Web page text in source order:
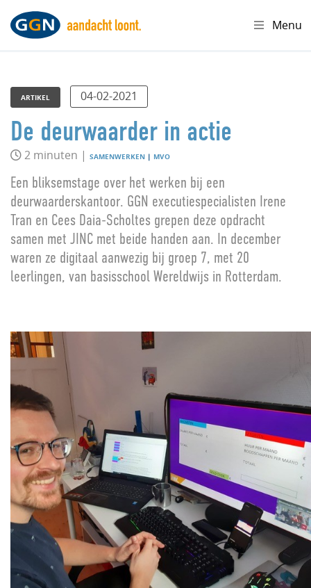
Menu
ARTIKEL 04-02-2021
De deurwaarder in actie
2 minuten | SAMENWERKEN | MVO
Een bliksemstage over het werken bij een
deurwaarderskantoor. GGN executiespecialisten Irene
Tran en Cees Daia-Scholtes grepen deze opdracht
samen met JINC met beide handen aan. In december
waren ze digitaal aanwezig bij groep 7, met 20
leerlingen, van basisschool Wereldwijs in Rotterdam.